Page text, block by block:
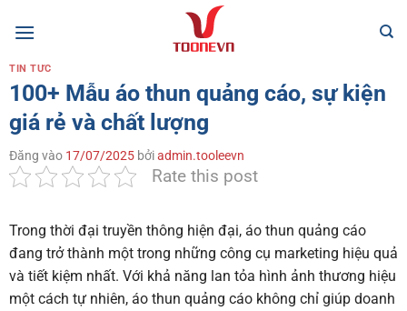
qua
TIN TỨC
100+ Mẫu áo thun quảng cáo, sự kiện
giá rẻ và chất lượng
Đăng vào 17/07/2025 bởiadmin.tooleevn
Rate this post
Trong thời đại truyền thông hiện đại, áo thun quảng cáo
đang trở thành một trong những công cụ marketing hiệu quả
và tiết kiệm nhất. Với khả năng lan tỏa hình ảnh thương hiệu
một cách tự nhiên, áo thun quảng cáo không chỉ giúp doanh